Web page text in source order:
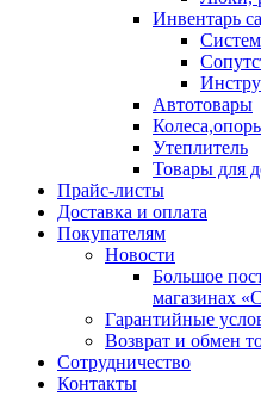
Инвентарь
Автотовары
Утеплитель
Товары для
Прайс-листы
Доставка и оплата
Покупателям
Новости
Большое
магазинах
Гарантийные
Возврат и обмен
Сотрудничество
Контакты